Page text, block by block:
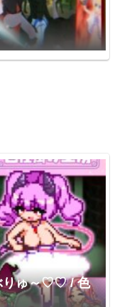
りゅ～♡♡ / 色